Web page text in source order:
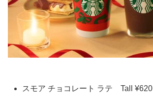
スモア チョコレート ラテ Tall ¥620